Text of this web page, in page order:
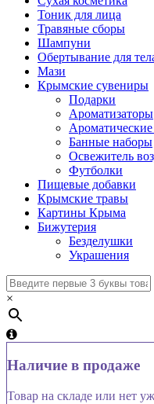
Тоник для лица
Травяные сборы
Шампуни
Обертывание для
Мази
Крымские сувениры
Подарки
Ароматизаторы
Ароматические
Банные наборы
Освежитель
Футболки
Пищевые добавки
Крымские травы
Картины Крыма
Бижутерия
Безделушки
Украшения
×
Наличие в продаже
Товар на складе или нет